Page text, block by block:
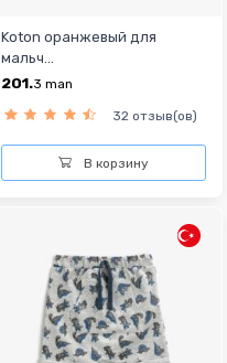
Koton оранжевый для
мальч...
201.3 man
32 отзыв(ов)
В корзину